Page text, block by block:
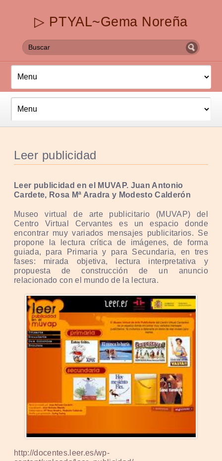
▷ PTYAL~Gema Noreña
Leer publicidad
Leer publicidad en el MUVAP. Juan Antonio
Cardete, Rosa Mª Aradra y Modesto Calderón
Museo virtual de arte publicitario (MUVAP) del
Centro Virtual Cervantes es un espacio donde
encontrar muy variados mensajes publicitarios. Se
propone la lectura crítica de imágenes, de forma
guiada, para Primaria y para Secundaria, en tres
fases: mirada objetiva, lectura interpretativa y
propuesta de construcción de un anuncio
relacionado con el mundo de la lectura.
http://docentes.leer.es/wp-